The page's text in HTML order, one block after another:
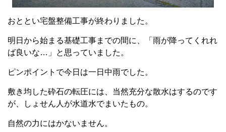
おととい宅盤整備工事が終わりました。
明日から始まる基礎工事までの間に、「雨が降ってくれれ
ば良いな…」と思っていました。
ピンポイントで今日は一日中雨でした。
敷き均した砕石の転圧には、当然充分な散水はするのです
が、しょせん人が水道水でまいたもの。
自然の力にはかないません。